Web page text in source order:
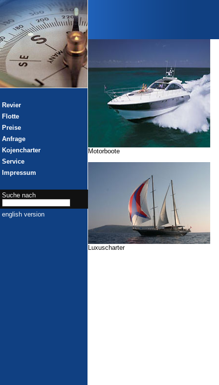
Revier
Flotte
Preise
Anfrage
Kojencharter
Service
Impressum
Suche nach
english version
Motorboote
Luxuscharter